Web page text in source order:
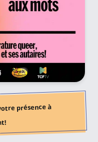
présence à